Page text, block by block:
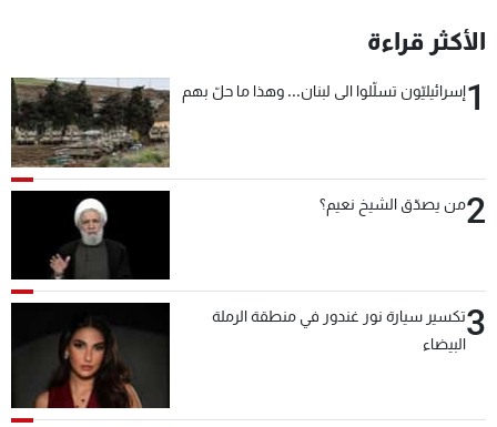
الأكثر قراءة
1إسرائيليّون تسلّلوا الى لبنان... وهذا ما حلّ بهم
2من يصدّق الشيخ نعيم؟
3تكسير سيارة نور غندور في منطقة الرملة
البيضاء